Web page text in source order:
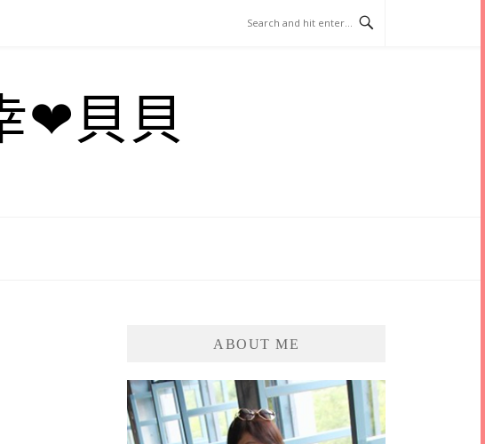
❤貝貝
ABOUT ME